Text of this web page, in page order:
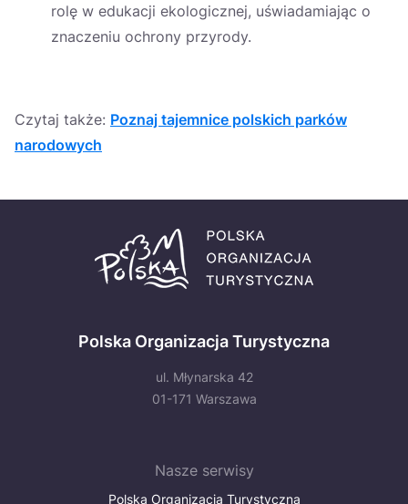
rolę w edukacji ekologicznej, uświadamiając o
znaczeniu ochrony przyrody.
Czytaj także: Poznaj tajemnice polskich parków
narodowych
Polska Organizacja Turystyczna
ul. Młynarska 42
01-171 Warszawa
Nasze serwisy
Polska Organizacja Turystyczna